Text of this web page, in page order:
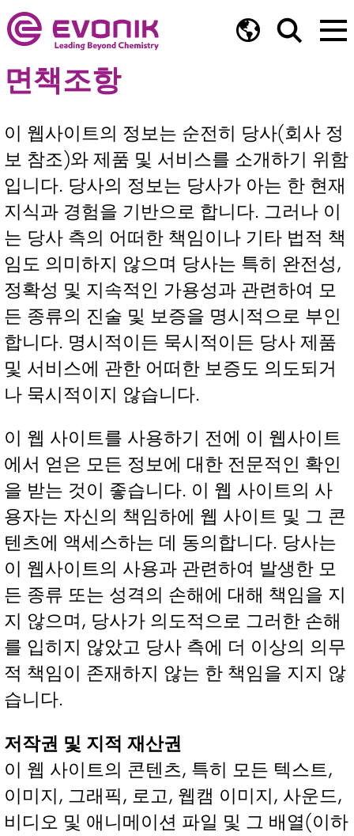
면책조항
이 웹사이트의 정보는 순전히 당사(회사 정
보 참조)와 제품 및 서비스를 소개하기 위함
입니다. 당사의 정보는 당사가 아는 한 현재
지식과 경험을 기반으로 합니다. 그러나 이
는 당사 측의 어떠한 책임이나 기타 법적 책
임도 의미하지 않으며 당사는 특히 완전성,
정확성 및 지속적인 가용성과 관련하여 모
든 종류의 진술 및 보증을 명시적으로 부인
합니다. 명시적이든 묵시적이든 당사 제품
및 서비스에 관한 어떠한 보증도 의도되거
나 묵시적이지 않습니다.
이 웹 사이트를 사용하기 전에 이 웹사이트
에서 얻은 모든 정보에 대한 전문적인 확인
을 받는 것이 좋습니다. 이 웹 사이트의 사
용자는 자신의 책임하에 웹 사이트 및 그 콘
텐츠에 액세스하는 데 동의합니다. 당사는
이 웹사이트의 사용과 관련하여 발생한 모
든 종류 또는 성격의 손해에 대해 책임을 지
지 않으며, 당사가 의도적으로 그러한 손해
를 입히지 않았고 당사 측에 더 이상의 의무
적 책임이 존재하지 않는 한 책임을 지지 않
습니다.
저작권 및 지적 재산권
이 웹 사이트의 콘텐츠, 특히 모든 텍스트,
이미지, 그래픽, 로고, 웹캠 이미지, 사운드,
비디오 및 애니메이션 파일 및 그 배열(이하